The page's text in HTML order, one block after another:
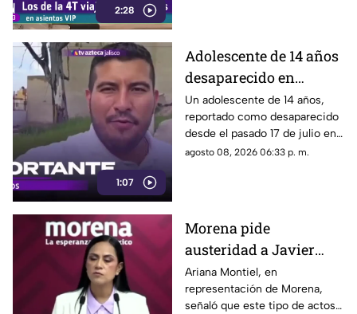
2:28
elevado gasto que han
generado.
1:07
Adolescente de 14 años
desaparecido en
Tlaquepaque es
trasladado a Jalisco
tras ser localizado en
Michoacán
Un adolescente de 14 años,
reportado como desaparecido
desde el pasado 17 de julio en
Tlaquepaque, fue localizado
agosto 08, 2026 06:33 p. m.
Morena pide
austeridad a Javier
May, pero el ejemplo
parece faltar en casa
Ariana Montiel, en
representación de Morena,
señaló que este tipo de actos y